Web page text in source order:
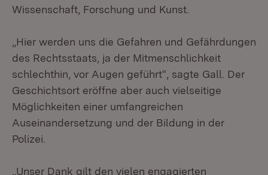
Wissenschaft, Forschung und Kunst.
„Hier werden uns die Gefahren und Gefährdungen
des Rechtsstaats, ja der Mitmenschlichkeit
schlechthin, vor Augen geführt“, sagte Gall. Der
Geschichtsort eröffne aber auch vielseitige
Möglichkeiten einer umfangreichen
Auseinandersetzung und der Bildung in der
Polizei.
„Unser Dank gilt den vielen engagierten